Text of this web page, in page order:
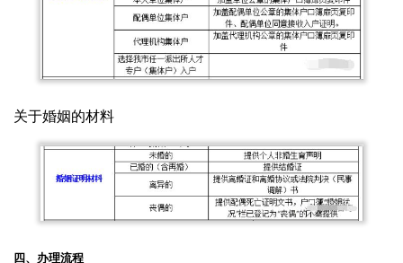
关于婚姻的材料
四、办理流程